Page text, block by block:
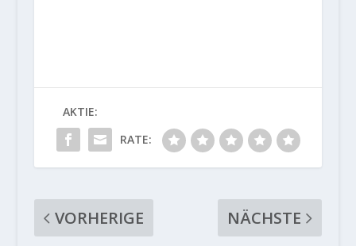
AKTIE:
RATE:
VORHERIGE
NÄCHSTE